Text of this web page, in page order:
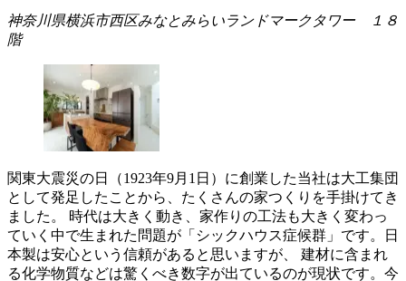
神奈川県横浜市西区みなとみらいランドマークタワー １８
階
関東大震災の日（1923年9月1日）に創業した当社は大工集団
として発足したことから、たくさんの家つくりを手掛けてき
ました。 時代は大きく動き、家作りの工法も大きく変わっ
ていく中で生まれた問題が「シックハウス症候群」です。日
本製は安心という信頼があると思いますが、 建材に含まれ
る化学物質などは驚くべき数字が出ているのが現状です。今